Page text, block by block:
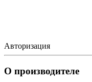
Авторизация
О производителе